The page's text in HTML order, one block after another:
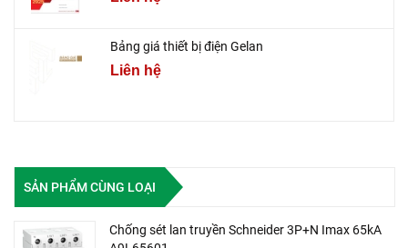
Bảng giá thiết bị điện Gelan
Liên hệ
SẢN PHẨM CÙNG LOẠI
Chống sét lan truyền Schneider 3P+N Imax 65kA